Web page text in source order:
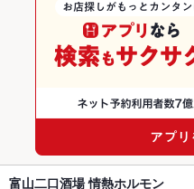
富山二口酒場 情熱ホルモン